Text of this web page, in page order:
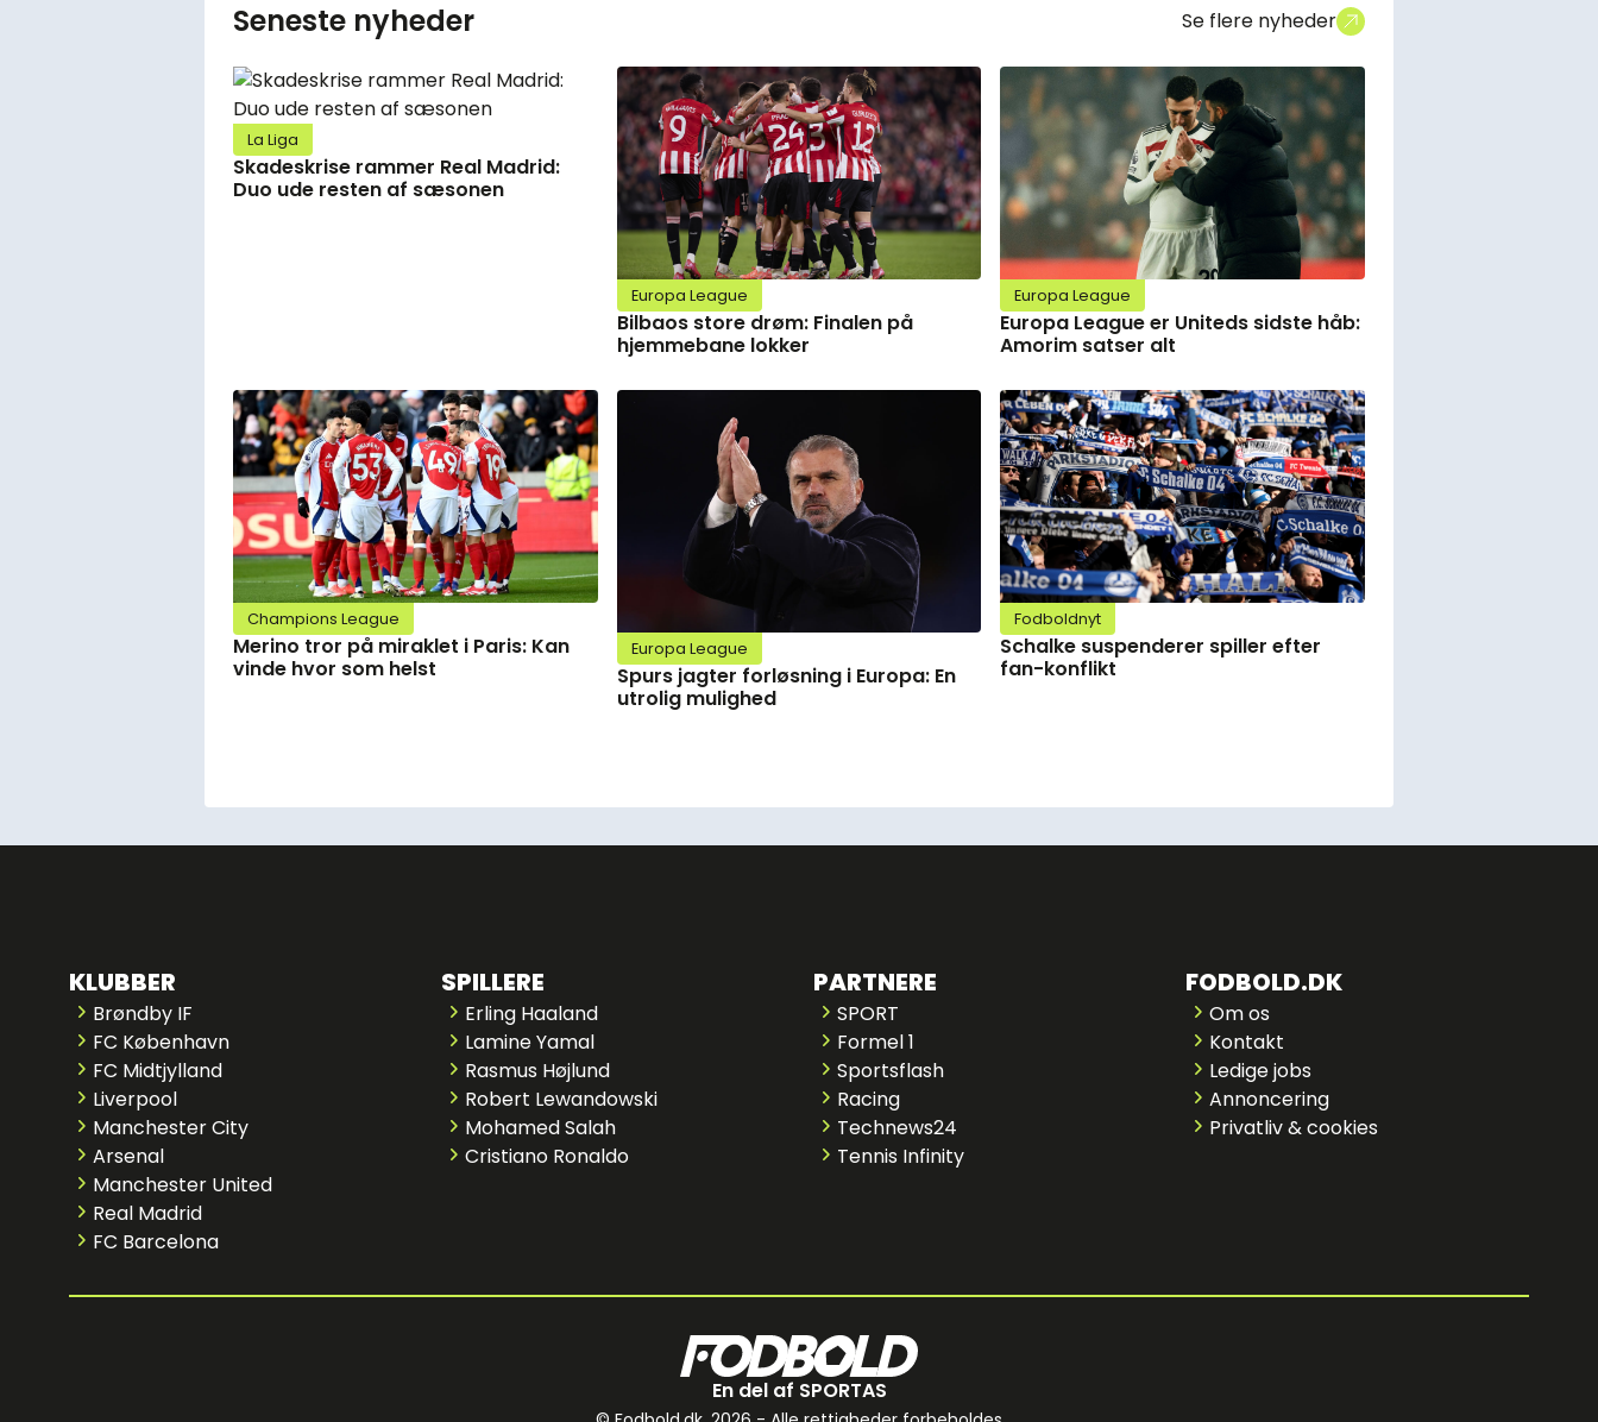
Seneste nyheder Se flere nyheder
La Liga
Skadeskrise rammer Real Madrid:
Duo ude resten af sæsonen
Europa League
Bilbaos store drøm: Finalen på
hjemmebane lokker
Europa League
Europa League er Uniteds sidste håb:
Amorim satser alt
Champions League
Merino tror på miraklet i Paris: Kan
vinde hvor som helst
Europa League
Spurs jagter forløsning i Europa: En
utrolig mulighed
Fodboldnyt
Schalke suspenderer spiller efter
fan-konflikt
KLUBBER
Brøndby IF
FC København
FC Midtjylland
Liverpool
Manchester City
Arsenal
Manchester United
Real Madrid
FC Barcelona
SPILLERE
Erling Haaland
Lamine Yamal
Rasmus Højlund
Robert Lewandowski
Mohamed Salah
Cristiano Ronaldo
PARTNERE
SPORT
Formel 1
Sportsflash
Racing
Technews24
Tennis Infinity
FODBOLD.DK
Om os
Kontakt
Ledige jobs
Annoncering
Privatliv & cookies
En del af SPORTAS